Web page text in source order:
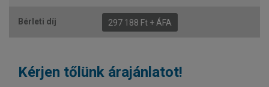
297 188 Ft + ÁFA
Kérjen tőlünk árajánlatot!